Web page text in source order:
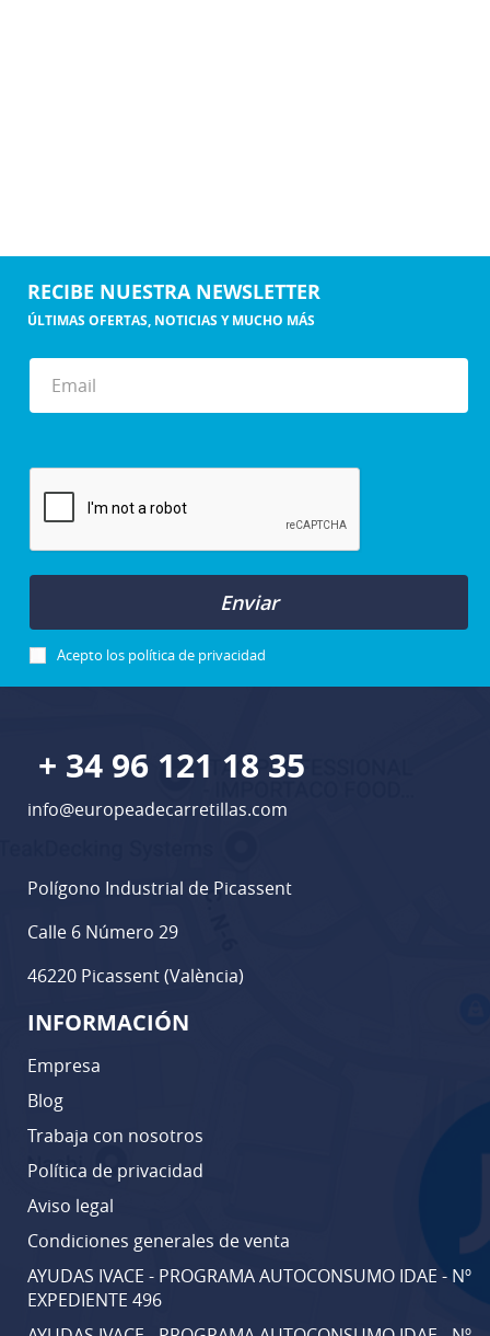
RECIBE NUESTRA NEWSLETTER
ÚLTIMAS OFERTAS, NOTICIAS Y MUCHO MÁS
Enviar
Acepto los política de privacidad
+ 34 96 121 18 35
info@europeadecarretillas.com
Polígono Industrial de Picassent
Calle 6 Número 29
46220 Picassent (València)
INFORMACIÓN
Empresa
Blog
Trabaja con nosotros
Política de privacidad
Aviso legal
Condiciones generales de venta
AYUDAS IVACE - PROGRAMA AUTOCONSUMO IDAE - Nº
EXPEDIENTE 496